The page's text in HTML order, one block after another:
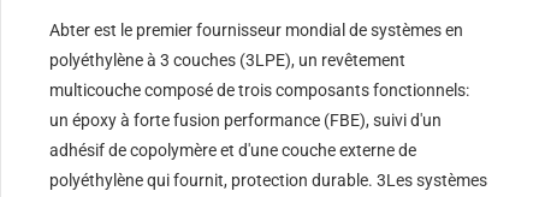
Abter est le premier fournisseur mondial de systèmes en
polyéthylène à 3 couches (3LPE), un revêtement
multicouche composé de trois composants fonctionnels:
un époxy à forte fusion performance (FBE), suivi d'un
adhésif de copolymère et d'une couche externe de
polyéthylène qui fournit, protection durable. 3Les systèmes